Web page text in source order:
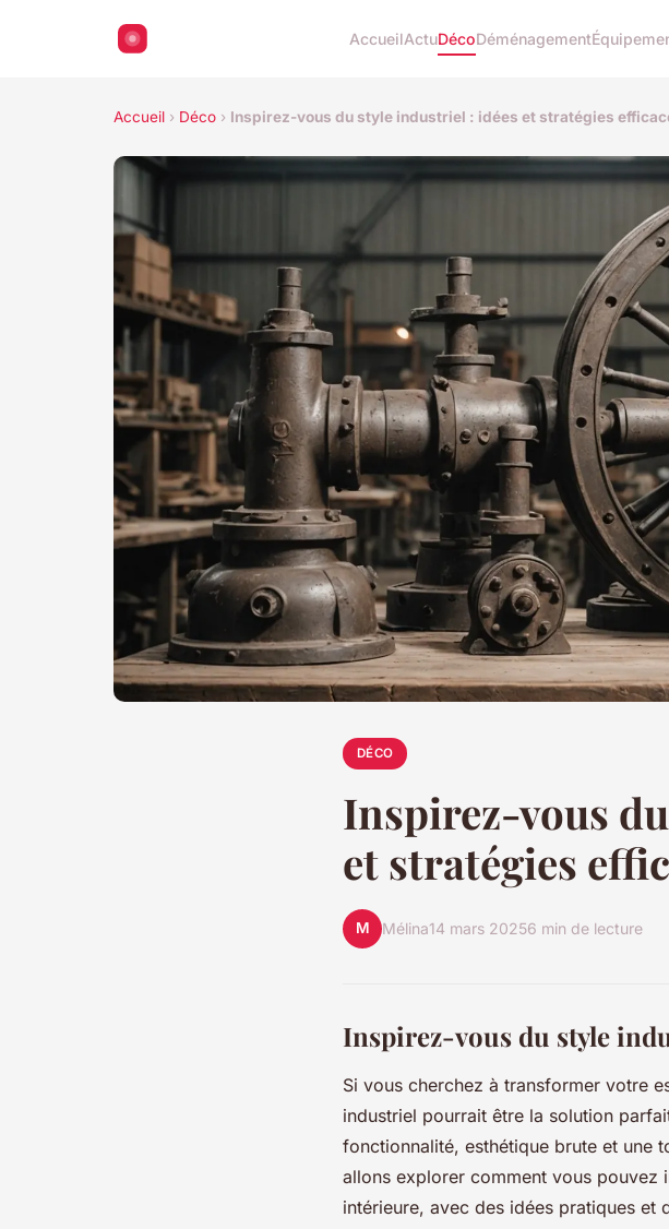
AccueilActuDécoDéménagement
Accueil › Déco › Inspirez-vous du style industriel : idées et stratégies
DÉCO
Inspirez-vous
et stratégies
M Mélina14 mars 20256 min de lecture
Inspirez-vous du style
Si vous cherchez à transformer votre
industriel pourrait être la solution
fonctionnalité, esthétique brute et une
allons explorer comment vous
intérieure, avec des idées pratiques et